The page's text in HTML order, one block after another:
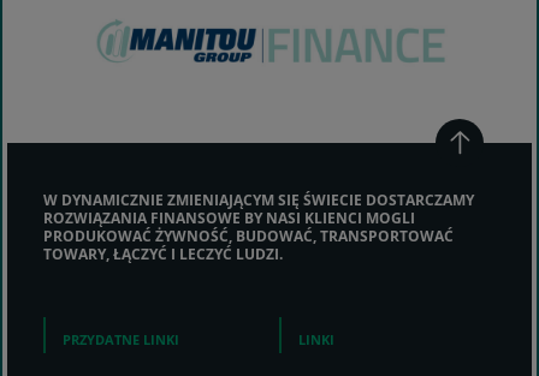
W DYNAMICZNIE ZMIENIAJĄCYM SIĘ ŚWIECIE DOSTARCZAMY
ROZWIĄZANIA FINANSOWE BY NASI KLIENCI MOGLI
PRODUKOWAĆ ŻYWNOŚĆ, BUDOWAĆ, TRANSPORTOWAĆ
TOWARY, ŁĄCZYĆ I LECZYĆ LUDZI.
PRZYDATNE LINKI LINKI